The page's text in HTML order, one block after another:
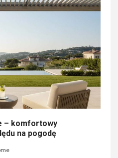
– komfortowy
na pogodę